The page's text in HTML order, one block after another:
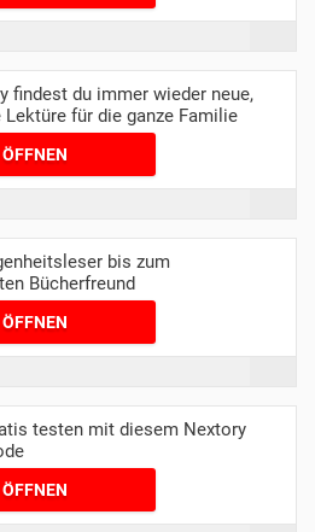
findest du immer wieder neue,
Lektüre für die ganze Familie
ÖFFNEN
bis zum
Bücherfreund
ÖFFNEN
testen mit diesem Nextory
ÖFFNEN